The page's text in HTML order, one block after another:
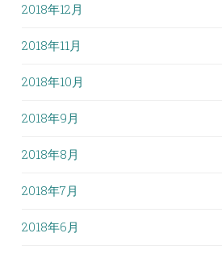
2018年12月
2018年11月
2018年10月
2018年9月
2018年8月
2018年7月
2018年6月